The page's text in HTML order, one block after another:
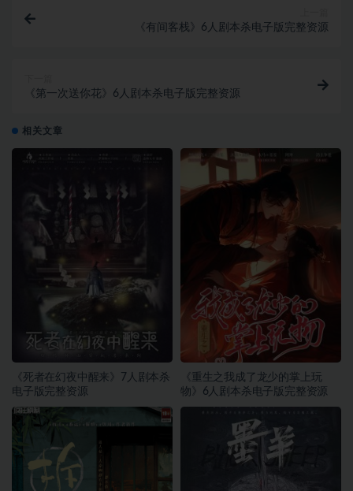
《有间客栈》6人剧本杀电子版完整资源
《第一次送你花》6人剧本杀电子版完整资源
相关文章
《死者在幻夜中醒来》7人剧本杀
电子版完整资源
《重生之我成了龙少的掌上玩
物》6人剧本杀电子版完整资源